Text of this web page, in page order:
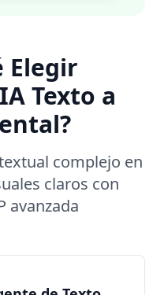
Elegir
Texto a
complejo en
claros con
avanzada